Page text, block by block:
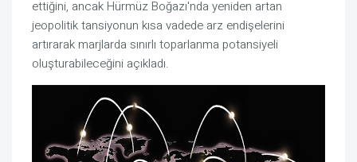
ettiğini, ancak Hürmüz Boğazı'nda yeniden artan
jeopolitik tansiyonun kısa vadede arz endişelerini
artırarak marjlarda sınırlı toparlanma potansiyeli
oluşturabileceğini açıkladı.